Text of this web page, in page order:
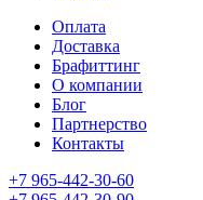
Оплата
Доставка
Брафиттинг
О компании
Блог
Партнерство
Контакты
+7 965-442-30-60